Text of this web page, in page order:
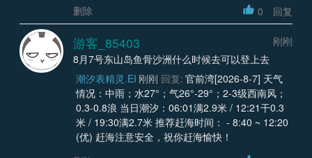
删除
0 回复
游客_85403
刚刚
8月7号东山岛鱼骨沙洲什么时候去可以登上去
潮汐表精灵.EI 刚刚 回复: 官前湾[2026-8-7] 天气
情况：中雨；水27°；气26°-29°；2-3级西南风；
0.3-0.8浪 当日潮汐：06:01满2.9米 / 12:21干0.3
米 / 19:30满2.7米 推荐赶海时间： - 8:40 ~ 12:20
(优) 赶海注意安全，祝你赶海愉快！